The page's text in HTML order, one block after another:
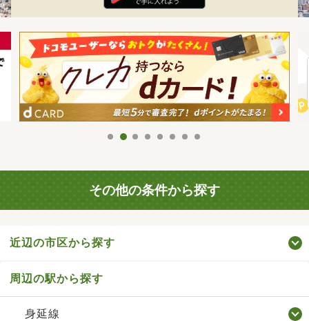
その他の条件から探す
近辺の市区から探す
周辺の駅から探す
身延線